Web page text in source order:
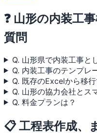
❓ 山形の内装工
質問
Q. 山形県で内装工事と
Q. 内装工事のテンプレ
Q. 既存のExcelから移
Q. 山形の協力会社とス
Q. 料金プランは？
📋 工程表作成、